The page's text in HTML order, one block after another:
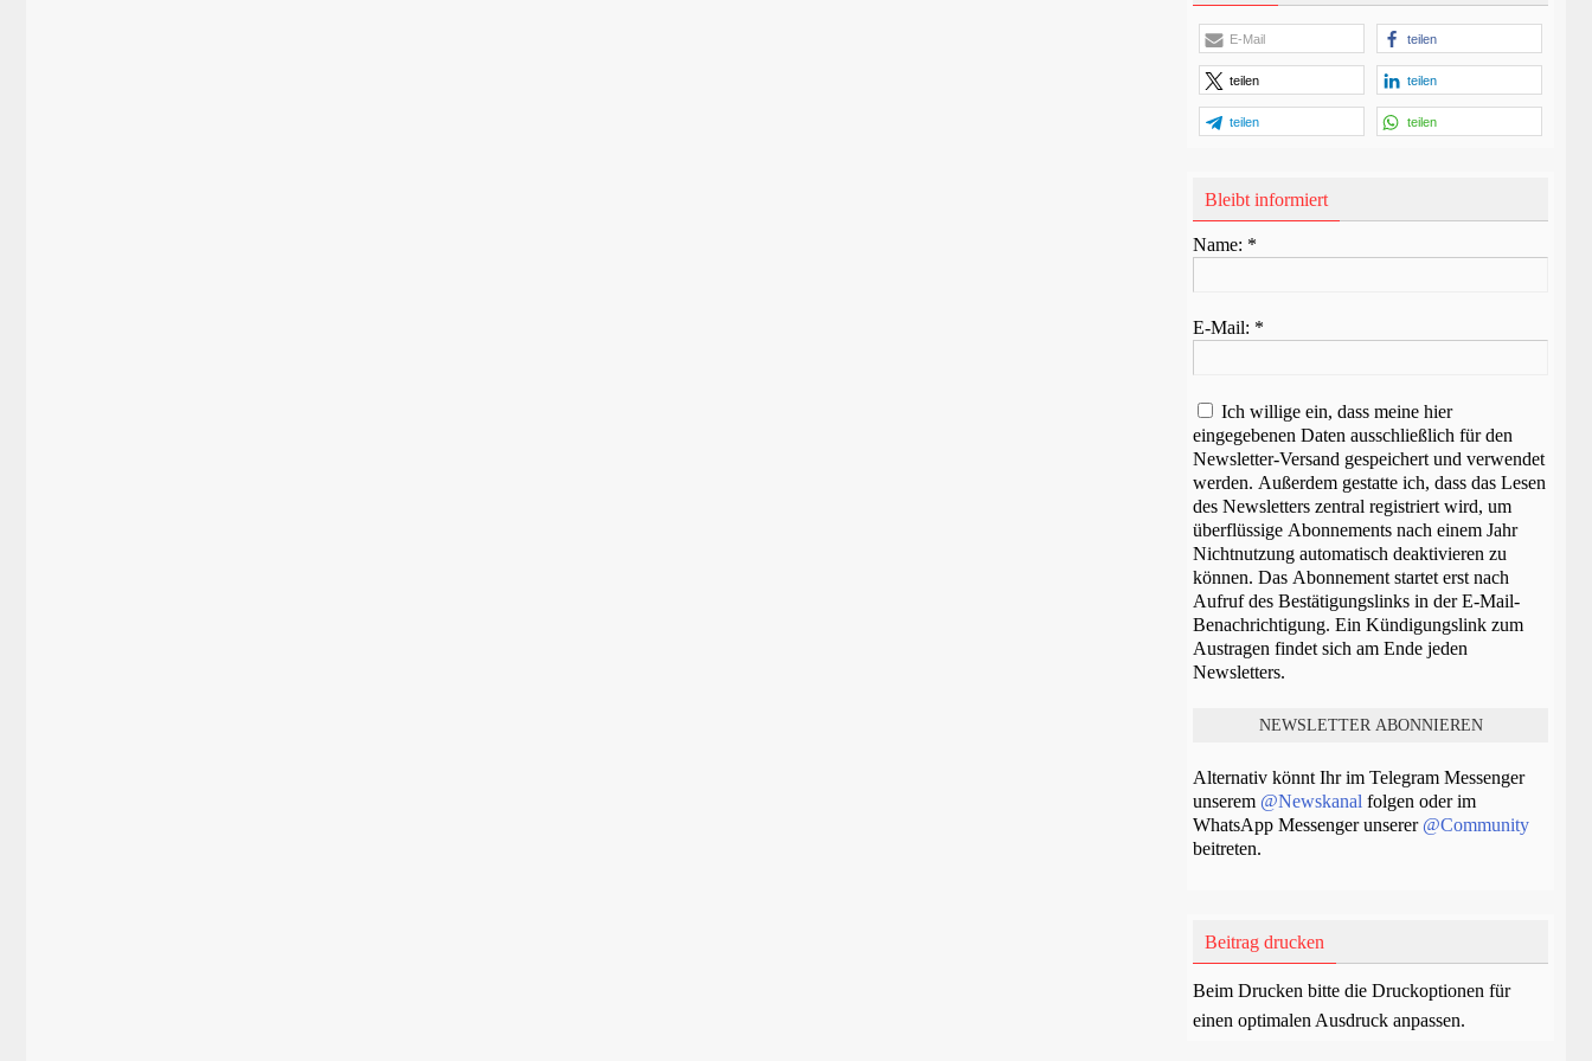
E-Mail teilen
teilen teilen
teilen teilen
Bleibt informiert
Name: *
E-Mail: *
Ich willige ein, dass meine hier
eingegebenen Daten ausschließlich für den
Newsletter-Versand gespeichert und verwendet
werden. Außerdem gestatte ich, dass das Lesen
des Newsletters zentral registriert wird, um
überflüssige Abonnements nach einem Jahr
Nichtnutzung automatisch deaktivieren zu
können. Das Abonnement startet erst nach
Aufruf des Bestätigungslinks in der E-Mail-
Benachrichtigung. Ein Kündigungslink zum
Austragen findet sich am Ende jeden
Newsletters.
Alternativ könnt Ihr im Telegram Messenger
unserem @Newskanal folgen oder im
WhatsApp Messenger unserer @Community
beitreten.
Beitrag drucken
Beim Drucken bitte die Druckoptionen für
einen optimalen Ausdruck anpassen.